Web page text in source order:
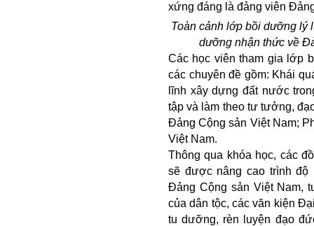
xứng đáng là đảng viên
Toàn cảnh lớp bồi dưỡng lý
dưỡng nhận thức về
Các học viên tham gia lớp
các chuyên đề gồm: Khái
lĩnh xây dựng đất nước
tập và làm theo tư tưởng,
Đảng Cộng sản Việt Nam;
Việt Nam.
Thông qua khóa học, các
sẽ được nâng cao trình
Đảng Cộng sản Việt Nam,
của dân tộc, các văn kiện
tu dưỡng, rèn luyện đạo